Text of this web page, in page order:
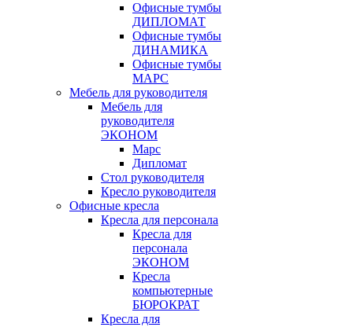
Офисные тумбы
ДИПЛОМАТ
Офисные тумбы
ДИНАМИКА
Офисные тумбы
МАРС
Мебель для руководителя
Мебель для
руководителя
ЭКОНОМ
Марс
Дипломат
Стол руководителя
Кресло руководителя
Офисные кресла
Кресла для персонала
Кресла для
персонала
ЭКОНОМ
Кресла
компьютерные
БЮРОКРАТ
Кресла для